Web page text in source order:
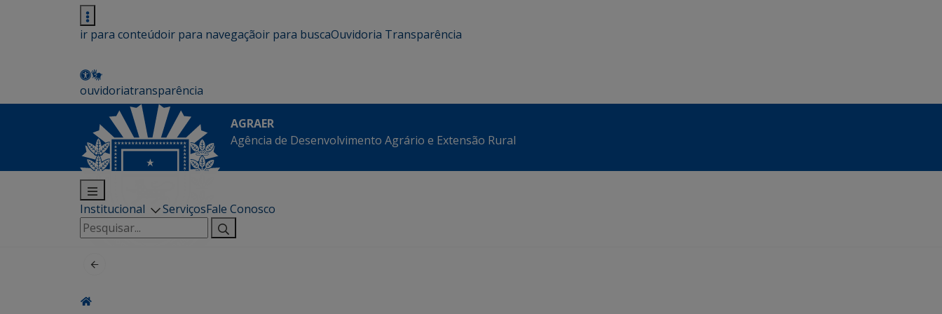
ir para conteúdoir para navegaçãoir para buscaOuvidoria Transparência
ouvidoriatransparência
AGRAER
Agência de Desenvolvimento Agrário e Extensão Rural
Institucional ServiçosFale Conosco
Pesquisar
por: